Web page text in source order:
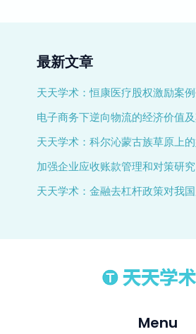
最新文章
天天学术：恒康医疗股权激励案
电子商务下逆向物流的经济价值
天天学术：科尔沁蒙古族草原上
加强企业应收账款管理和对策研究
天天学术：金融去杠杆政策对我
Menu